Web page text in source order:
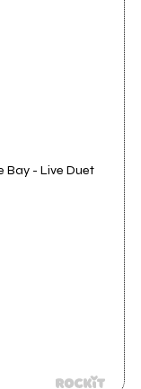
Bay - Live Duet